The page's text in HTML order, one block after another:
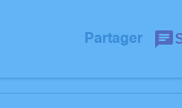
Partager